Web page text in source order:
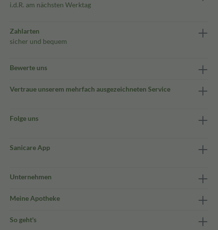
i.d.R. am nächsten Werktag
Zahlarten
sicher und bequem
Bewerte uns
Vertraue unserem mehrfach ausgezeichneten Service
Folge uns
Sanicare App
Unternehmen
Meine Apotheke
So geht's